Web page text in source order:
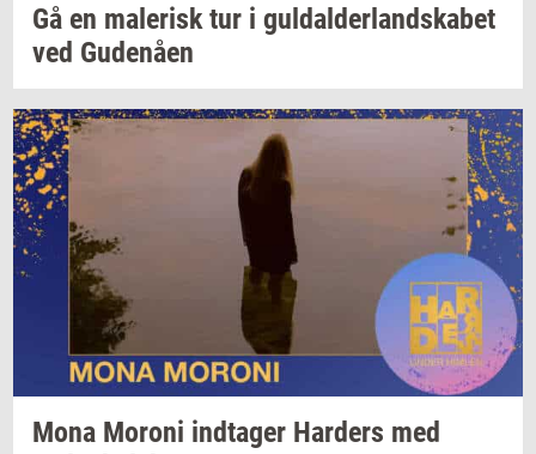
Gå en ma­le­risktur i gul­dal­der­land­ska­bet
ved Gu­denå­en
Mona Mor­o­ni ind­ta­ger Har­ders med